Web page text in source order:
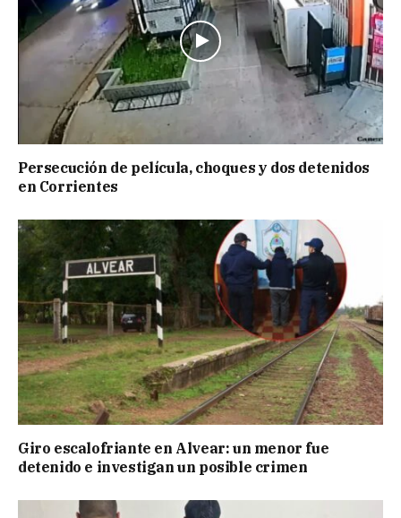
Persecución de película, choques y dos detenidos
en Corrientes
Giro escalofriante en Alvear: un menor fue
detenido e investigan un posible crimen